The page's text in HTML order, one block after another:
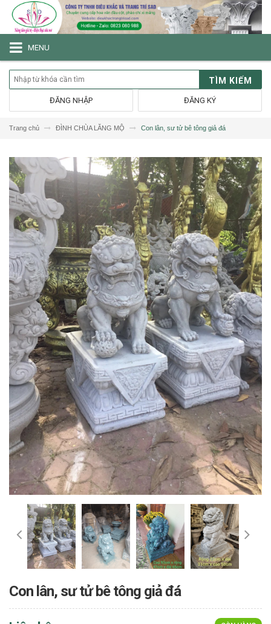
MENU
TÌM KIẾM
ĐĂNG KÝ
ĐĂNG NHẬP
Trang chủ ĐÌNH CHÙA LĂNG MỘ Con lân, sư tử bê tông giả đá
Con lân, sư tử bê tông giả đá